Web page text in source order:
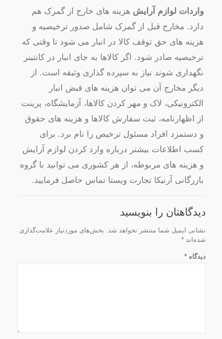
واردات لوازم آرایش هزینه های خارج از گمرک هم
دارد. مخارج قبل از گمرک شامل صدور ترخیصیه و
هزینه های حق توقف کالا در انبار می شود تا وقتی که
ترخیصیه صادر شود. اگر کالاها به جای انبار در کانتینر
نگهداری شوند نیاز به سپرده گذاری وثیقه است. از
دیگر مخارج آن می توان هزینه های قبض انبار
الکترونیکی، لاک و مهر کردن کالاها، آزمایشگاه، پرینت
از اظهارنامه، ثبت سفارش کالاها و هزینه های حقوق
و دستمزد افراد مسئول ترخیص را نام برد. برای
کسب اطلاعات بیشتر درباره وارد کردن لوازم آرایش
و هزینه های مربوطه، از هر کشوری می توانید با گروه
بازرگانی آرنیکا تجارت ویستا تماس حاصل فرمایید.
دیدگاهتان را بنویسید
نشانی ایمیل شما منتشر نخواهد شد.
بخش‌های موردنیاز علامت‌گذاری
شده‌اند*
دیدگاه*